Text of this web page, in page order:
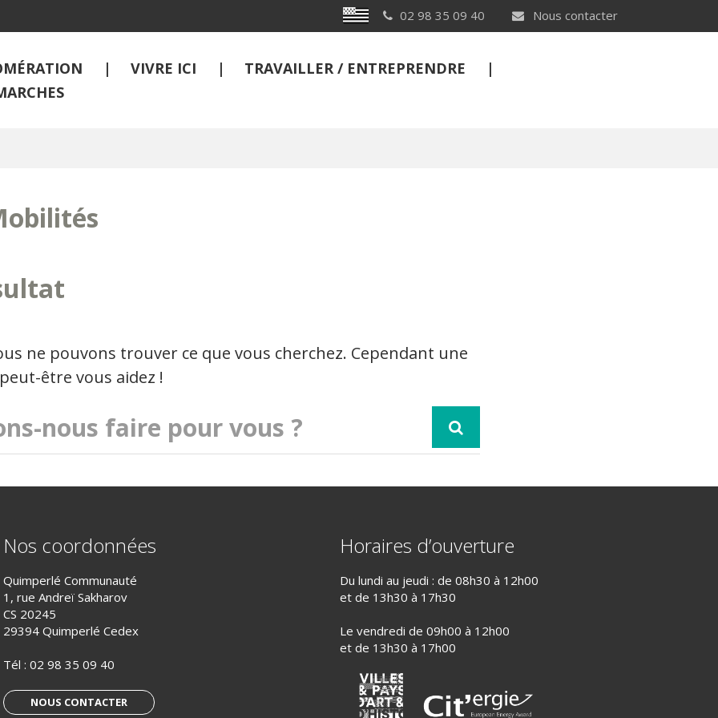
Breton 02 98 35 09 40 Nous contacter
VIVRE ICI
TRAVAILLER / ENTREPRENDRE
ne pouvons trouver ce que vous cherchez. Cependant une
être vous aidez !
Nos coordonnées
Quimperlé Communauté
1, rue Andreï Sakharov
CS 20245
29394 Quimperlé Cedex
Tél : 02 98 35 09 40
NOUS CONTACTER
Horaires d’ouverture
Du lundi au jeudi : de 08h30 à 12h00
et de 13h30 à 17h30
Le vendredi de 09h00 à 12h00
et de 13h30 à 17h00